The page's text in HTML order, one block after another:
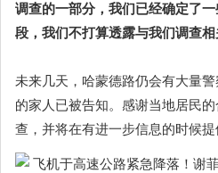
调查的一部分，我们已经确定了
段，我们不打算透露与我们调查相
未来几天，哈蒙德路仍会有大量
的家人已被告知。感谢当地居民
查，并将在有进一步信息的时候提